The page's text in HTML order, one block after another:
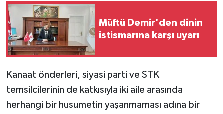
Müftü Demir'den dinin
istismarına karşı uyarı
Kanaat önderleri, siyasi parti ve STK
temsilcilerinin de katkısıyla iki aile arasında
herhangi bir husumetin yaşanmaması adına bir